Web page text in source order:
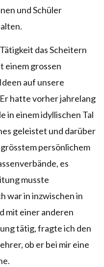
und Schüler
das Scheitern
einem grossen
auf unsere
hatte vorher jahrelang
in einem idyllischen Tal
geleistet und darüber
persönlichem
es
musste
war in inzwischen in
mit einer anderen
tätig, fragte ich den
ob er bei mir eine